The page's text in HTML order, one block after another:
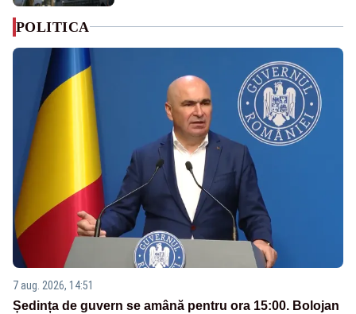
POLITICA
7 aug. 2026, 14:51
Ședința de guvern se amână pentru ora 15:00. Bolojan